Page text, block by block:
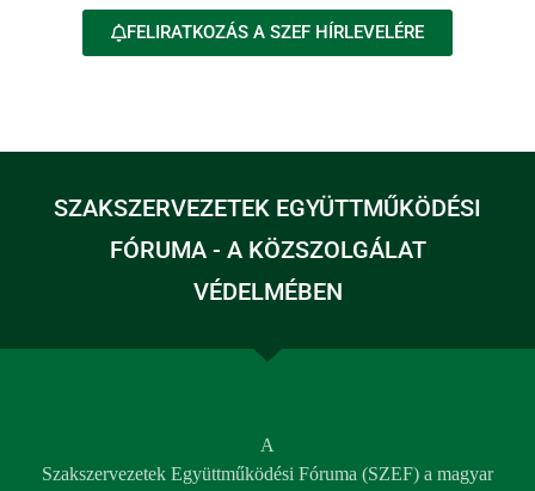
FELIRATKOZÁS A SZEF HÍRLEVELÉRE
SZAKSZERVEZETEK EGYÜTTMŰKÖDÉSI
FÓRUMA - A KÖZSZOLGÁLAT
VÉDELMÉBEN
A
Szakszervezetek Együttműködési Fóruma (SZEF) a magyar